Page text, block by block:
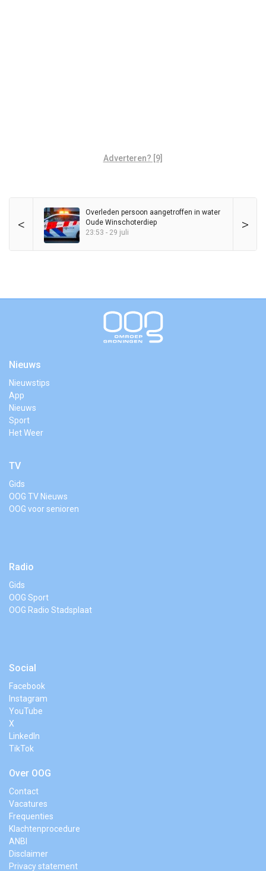
Adverteren? [9]
< >
Overleden persoon aangetroffen in water
Oude Winschoterdiep
23:53 - 29 juli
Nieuws
Nieuwstips
App
Nieuws
Sport
Het Weer
TV
Gids
OOG TV Nieuws
OOG voor senioren
Radio
Gids
OOG Sport
OOG Radio Stadsplaat
Social
Facebook
Instagram
YouTube
X
LinkedIn
TikTok
Over OOG
Contact
Vacatures
Frequenties
Klachtenprocedure
ANBI
Disclaimer
Privacy statement